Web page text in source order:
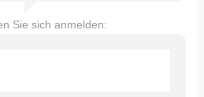
Sie sich anmelden: